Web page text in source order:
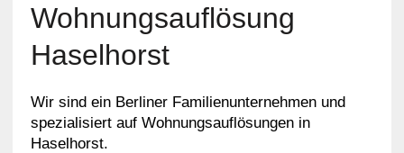
Wohnungsauflösung
Haselhorst
Wir sind ein Berliner Familienunternehmen und
spezialisiert auf Wohnungsauflösungen in
Haselhorst.